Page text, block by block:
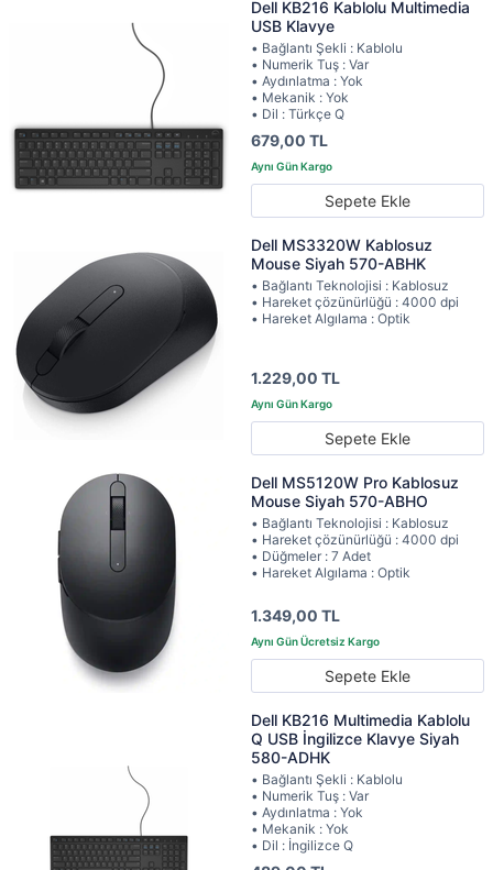
Dell KB216 Kablolu Multimedia
USB Klavye
• Bağlantı Şekli : Kablolu
• Numerik Tuş : Var
• Aydınlatma : Yok
• Mekanik : Yok
• Dil : Türkçe Q
679,00 TL
Sepete Ekle
Dell MS3320W Kablosuz
Mouse Siyah 570-ABHK
• Bağlantı Teknolojisi : Kablosuz
• Hareket çözünürlüğü : 4000 dpi
• Hareket Algılama : Optik
1.229,00 TL
Sepete Ekle
Dell MS5120W Pro Kablosuz
Mouse Siyah 570-ABHO
• Bağlantı Teknolojisi : Kablosuz
• Hareket çözünürlüğü : 4000 dpi
• Düğmeler : 7 Adet
• Hareket Algılama : Optik
1.349,00 TL
Sepete Ekle
Dell KB216 Multimedia Kablolu
Q USB İngilizce Klavye Siyah
580-ADHK
• Bağlantı Şekli : Kablolu
• Numerik Tuş : Var
• Aydınlatma : Yok
• Mekanik : Yok
• Dil : İngilizce Q